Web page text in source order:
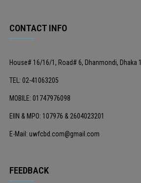
CONTACT INFO
House# 16/16/1, Road# 6, Dhanmondi, Dhaka
TEL: 02-41063205
MOBILE: 01747976098
EIIN & MPO: 107976 & 2604023201
E-Mail: uwfcbd.com@gmail.com
FEEDBACK